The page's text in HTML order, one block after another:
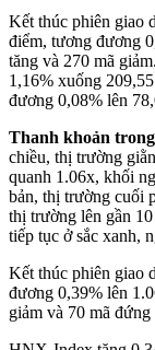
Kết thúc phiên giao
điểm, tương đương
tăng và 270 mã
1,16% xuống
đương 0,08% lên
Thanh khoản
chiều, thị trường
quanh 1.06x, khối
bản, thị trường cuối
thị trường lên gần
tiếp tục ở sắc xanh,
Kết thúc phiên giao
đương 0,39% lên
giảm và 70 mã đứng